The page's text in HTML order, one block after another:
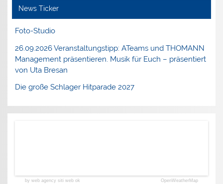
News Ticker
Foto-Studio
26.09.2026 Veranstaltungstipp: ATeams und THOMANN
Management präsentieren. Musik für Euch – präsentiert
von Uta Bresan
Die große Schlager Hitparade 2027
by web agency siti web ok OpenWeatherMap